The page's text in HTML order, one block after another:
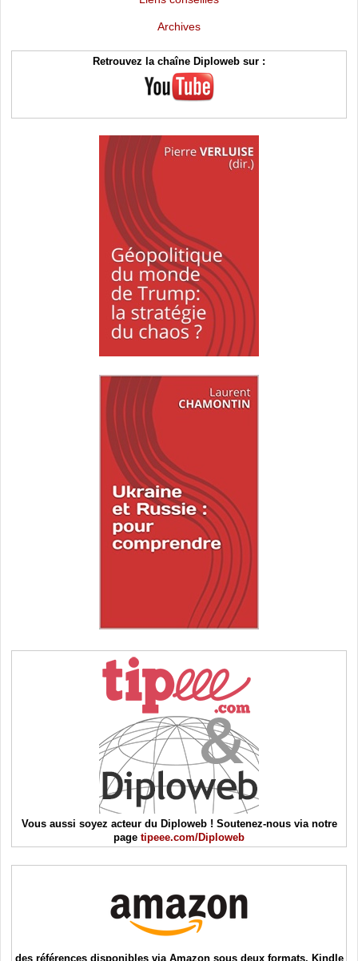
Archives
Retrouvez la chaîne Diploweb sur :
Vous aussi soyez acteur du Diploweb ! Soutenez-nous via notre
page tipeee.com/Diploweb
des références disponibles via Amazon sous deux formats, Kindle